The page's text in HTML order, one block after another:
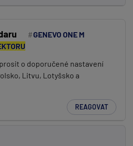
GENEVO ONE M
o doporučené nastavení
Litvu, Lotyšsko a
REAGOVAT